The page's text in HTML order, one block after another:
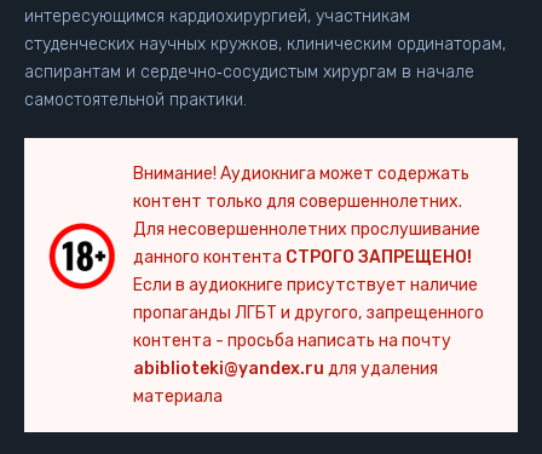
интересующимся кардиохирургией, участникам
студенческих научных кружков, клиническим ординаторам,
аспирантам и сердечно‑сосудистым хирургам в начале
самостоятельной практики.
Внимание! Аудиокнига может содержать
контент только для совершеннолетних.
Для несовершеннолетних прослушивание
данного контента СТРОГО ЗАПРЕЩЕНО!
Если в аудиокниге присутствует наличие
пропаганды ЛГБТ и другого, запрещенного
контента - просьба написать на почту
abiblioteki@yandex.ru для удаления
материала